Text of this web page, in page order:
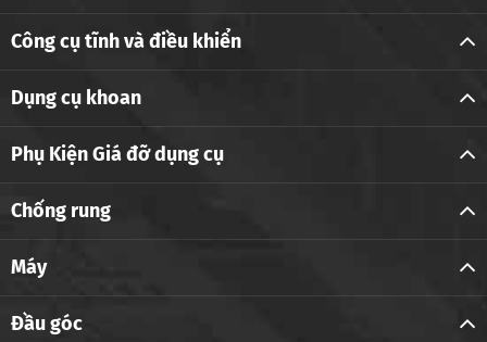
Công cụ tĩnh và điều khiển
Dụng cụ khoan
Phụ Kiện Giá đỡ dụng cụ
Chống rung
Máy
Đầu góc